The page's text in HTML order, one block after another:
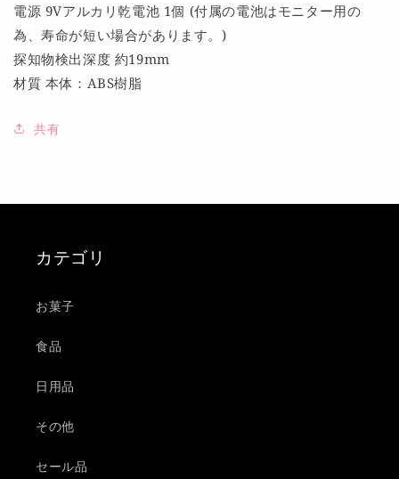
数
量
を
減
す
数
量
を
増
電源 9Vアルカリ乾電池 1個 (付属の電池はモニター用の
為、寿命が短い場合があります。)
探知物検出深度 約19mm
材質 本体：ABS樹脂
共有
カテゴリ
お菓子
食品
日用品
その他
セール品